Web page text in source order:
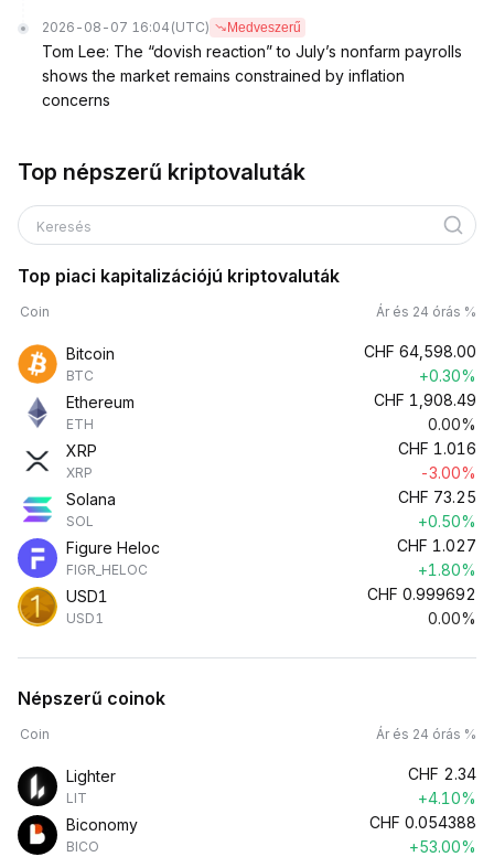
2026-08-07 16:04 (UTC) Medveszerű
Tom Lee: The “dovish reaction” to July’s nonfarm payrolls
shows the market remains constrained by inflation
concerns
Top népszerű kriptovaluták
Keresés
Top piaci kapitalizációjú kriptovaluták
Coin Ár és 24 órás %
Bitcoin
BTC
CHF 64,598.00
+0.30%
Ethereum
ETH
CHF 1,908.49
0.00%
XRP
XRP
CHF 1.016
-3.00%
Solana
SOL
CHF 73.25
+0.50%
Figure Heloc
FIGR_HELOC
CHF 1.027
+1.80%
USD1
USD1
CHF 0.999692
0.00%
Népszerű coinok
Coin Ár és 24 órás %
Lighter
LIT
CHF 2.34
+4.10%
Biconomy
BICO
CHF 0.054388
+53.00%